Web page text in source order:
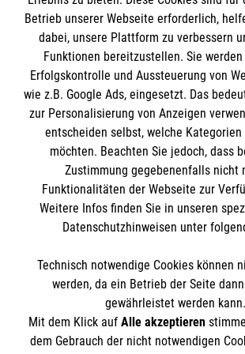
IBAN: DE10 3706 0120 1201 2000 12
BIC: GENODED 1PA7
Newsletter
Cookies verwalten|AGB|Impressum
Barrierefreiheit |Kontakt|
Betrieb unserer Webseite erforderlich,
dabei, unsere Plattform zu verbessern
Funktionen bereitzustellen. Sie
Erfolgskontrolle und Aussteuerung von
wie z.B. Google Ads, eingesetzt. Das
zur Personalisierung von Anzeigen
entscheiden selbst, welche Kategorien
möchten. Beachten Sie jedoch, dass
Zustimmung gegebenenfalls nicht
Funktionalitäten der Webseite zur
Weitere Infos finden Sie in unseren
Datenschutzhinweisen unter
Technisch notwendige Cookies können
werden, da ein Betrieb der Seite
gewährleistet werden kann.
Mit dem Klick auf Alle akzeptieren
dem Gebrauch der nicht notwendigen